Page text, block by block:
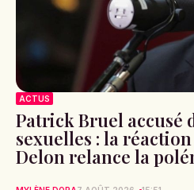
ACTUS
Patrick Bruel accusé
sexuelles : la
Delon relance la